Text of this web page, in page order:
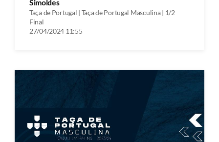
Simoldes
Taça de Portugal | Taça de Portugal Masculina | 1/2
Final
27/04/2024 11:55